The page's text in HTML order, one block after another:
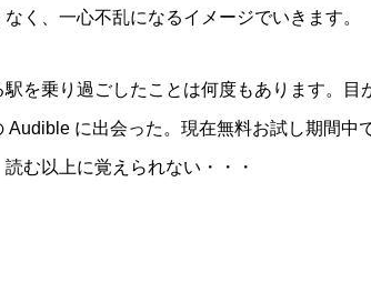
なく、一心不乱になるイメージでいきます。
を乗り過ごしたことは何度もあります。
Audible に出会った。現在無料お試し期間中
む以上に覚えられない・・・